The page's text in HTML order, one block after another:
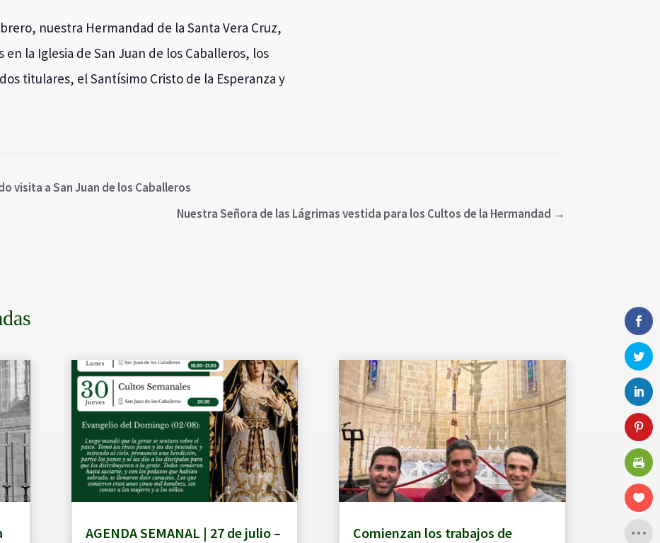
nuestra Hermandad de la Santa Vera Cruz,
la Iglesia de San Juan de los Caballeros, los
titulares, el Santísimo Cristo de la Esperanza y
visita a San Juan de los Caballeros
Nuestra Señora de las Lágrimas vestida para los Cultos de la Hermandad →
AGENDA SEMANAL | 27 de julio –
Comienzan los trabajos de